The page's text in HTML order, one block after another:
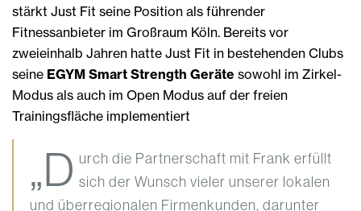
stärkt Just Fit seine Position als führender
Fitnessanbieter im Großraum Köln. Bereits vor
zweieinhalb Jahren hatte Just Fit in bestehenden Clubs
seine EGYM Smart Strength Geräte sowohl im Zirkel-
Modus als auch im Open Modus auf der freien
Trainingsfläche implementiert
„D urch die Partnerschaft mit Frank erfüllt
sich der Wunsch vieler unserer lokalen
und überregionalen Firmenkunden, darunter